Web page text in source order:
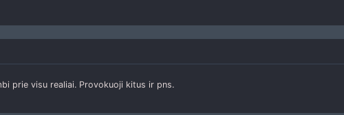
prie visu realiai. Provokuoji kitus ir pns.